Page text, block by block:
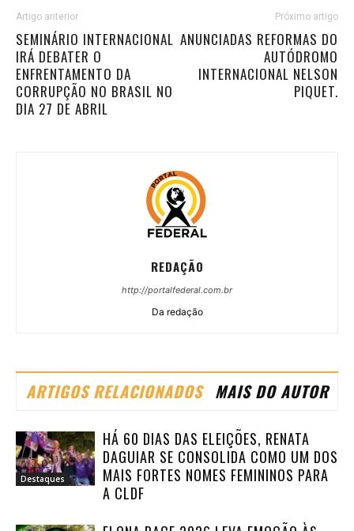
Artigo anterior
SEMINÁRIO INTERNACIONAL
IRÁ DEBATER O
ENFRENTAMENTO DA
CORRUPÇÃO NO BRASIL NO
DIA 27 DE ABRIL
Próximo artigo
ANUNCIADAS REFORMAS DO
AUTÓDROMO
INTERNACIONAL NELSON
PIQUET.
REDAÇÃO
http://portalfederal.com.br
Da redação
ARTIGOS RELACIONADOS MAIS DO AUTOR
Destaques
HÁ 60 DIAS DAS ELEIÇÕES, RENATA
DAGUIAR SE CONSOLIDA COMO UM DOS
MAIS FORTES NOMES FEMININOS PARA
A CLDF